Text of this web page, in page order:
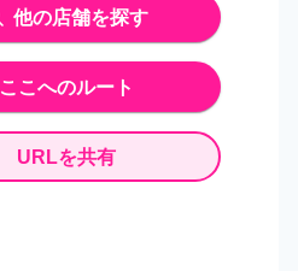
他の店舗を探す
ここへのルート
URLを共有